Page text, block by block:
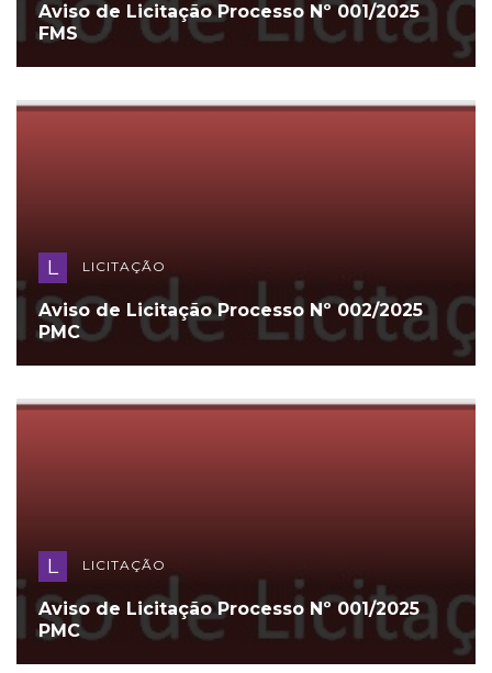
Aviso de Licitação Processo Nº 001/2025
FMS
L LICITAÇÃO
Aviso de Licitação Processo Nº 002/2025
PMC
L LICITAÇÃO
Aviso de Licitação Processo Nº 001/2025
PMC